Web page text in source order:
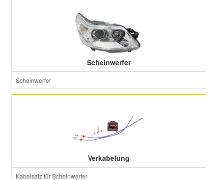
Scheinwerfer
Scheinwerfer
Verkabelung
Kabelsatz für Scheinwerfer